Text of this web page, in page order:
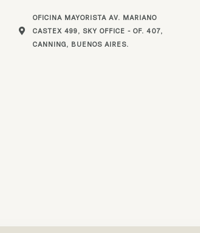
OFICINA MAYORISTA AV. MARIANO
CASTEX 499, SKY OFFICE - OF. 407,
CANNING, BUENOS AIRES.